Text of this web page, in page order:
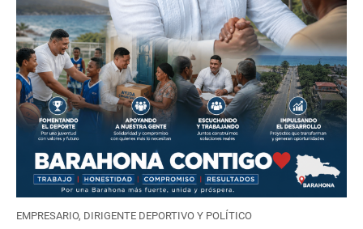
EMPRESARIO, DIRIGENTE DEPORTIVO Y POLÍTICO